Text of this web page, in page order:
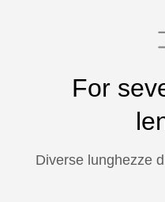
For
Diverse lunghezze